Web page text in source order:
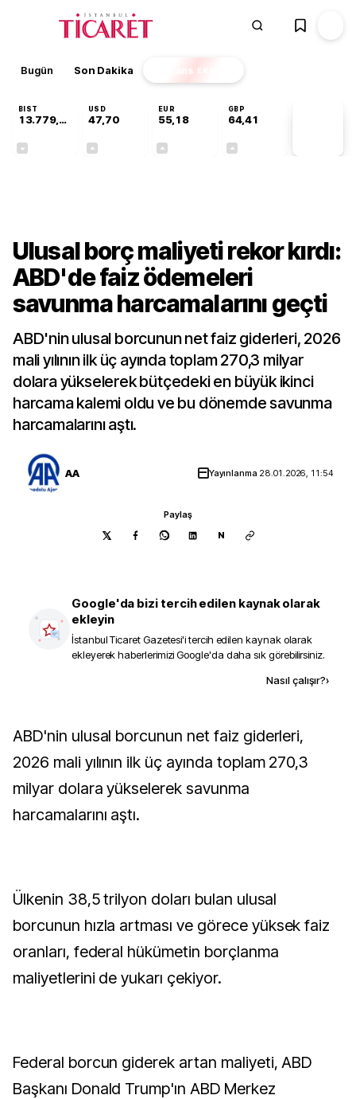
Bugün Son Dakika Finans EKSTRA
BIST
13.779,39
USD
47,70
EUR
55,18
GBP
64,41
Ulusal borç maliyeti rekor kırdı:
ABD'de faiz ödemeleri
savunma harcamalarını geçti
ABD'nin ulusal borcunun net faiz giderleri, 2026
mali yılının ilk üç ayında toplam 270,3 milyar
dolara yükselerek bütçedeki en büyük ikinci
harcama kalemi oldu ve bu dönemde savunma
harcamalarını aştı.
AA Yayınlanma 28.01.2026, 11:54
Paylaş
N
Google'da bizi tercih edilen kaynak olarak
ekleyin
İstanbul Ticaret Gazetesi'i tercih edilen kaynak olarak
ekleyerek haberlerimizi Google'da daha sık görebilirsiniz.
Nasıl çalışır?›
ABD'nin ulusal borcunun net faiz giderleri,
2026 mali yılının ilk üç ayında toplam 270,3
milyar dolara yükselerek savunma
harcamalarını aştı.
Ülkenin 38,5 trilyon doları bulan ulusal
borcunun hızla artması ve görece yüksek faiz
oranları, federal hükümetin borçlanma
maliyetlerini de yukarı çekiyor.
Federal borcun giderek artan maliyeti, ABD
Başkanı Donald Trump'ın ABD Merkez